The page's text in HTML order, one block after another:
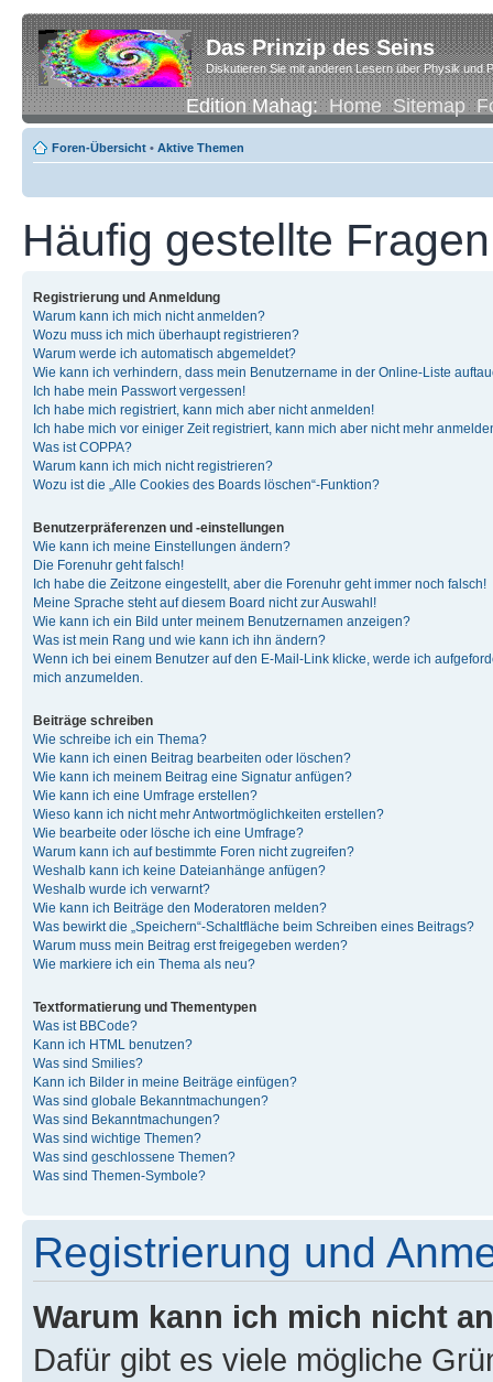
Das Prinzip des Seins
Diskutieren Sie mit anderen Lesern über Physik und
Edition Mahag:Home Sitemap
Foren-Übersicht • Aktive Themen
Häufig gestellte Fragen
Registrierung und Anmeldung
Warum kann ich mich nicht anmelden?
Wozu muss ich mich überhaupt registrieren?
Warum werde ich automatisch abgemeldet?
Wie kann ich verhindern, dass mein Benutzername in der Online-Liste
Ich habe mein Passwort vergessen!
Ich habe mich registriert, kann mich aber nicht anmelden!
Ich habe mich vor einiger Zeit registriert, kann mich aber nicht mehr
Was ist COPPA?
Warum kann ich mich nicht registrieren?
Wozu ist die „Alle Cookies des Boards löschen“-Funktion?
Benutzerpräferenzen und -einstellungen
Wie kann ich meine Einstellungen ändern?
Die Forenuhr geht falsch!
Ich habe die Zeitzone eingestellt, aber die Forenuhr geht immer noch falsch!
Meine Sprache steht auf diesem Board nicht zur Auswahl!
Wie kann ich ein Bild unter meinem Benutzernamen anzeigen?
Was ist mein Rang und wie kann ich ihn ändern?
Wenn ich bei einem Benutzer auf den E-Mail-Link klicke, werde ich
mich anzumelden.
Beiträge schreiben
Wie schreibe ich ein Thema?
Wie kann ich einen Beitrag bearbeiten oder löschen?
Wie kann ich meinem Beitrag eine Signatur anfügen?
Wie kann ich eine Umfrage erstellen?
Wieso kann ich nicht mehr Antwortmöglichkeiten erstellen?
Wie bearbeite oder lösche ich eine Umfrage?
Warum kann ich auf bestimmte Foren nicht zugreifen?
Weshalb kann ich keine Dateianhänge anfügen?
Weshalb wurde ich verwarnt?
Wie kann ich Beiträge den Moderatoren melden?
Was bewirkt die „Speichern“-Schaltfläche beim Schreiben eines Beitrags?
Warum muss mein Beitrag erst freigegeben werden?
Wie markiere ich ein Thema als neu?
Textformatierung und Thementypen
Was ist BBCode?
Kann ich HTML benutzen?
Was sind Smilies?
Kann ich Bilder in meine Beiträge einfügen?
Was sind globale Bekanntmachungen?
Was sind Bekanntmachungen?
Was sind wichtige Themen?
Was sind geschlossene Themen?
Was sind Themen-Symbole?
Registrierung und
Warum kann ich mich nicht
Dafür gibt es viele mögliche